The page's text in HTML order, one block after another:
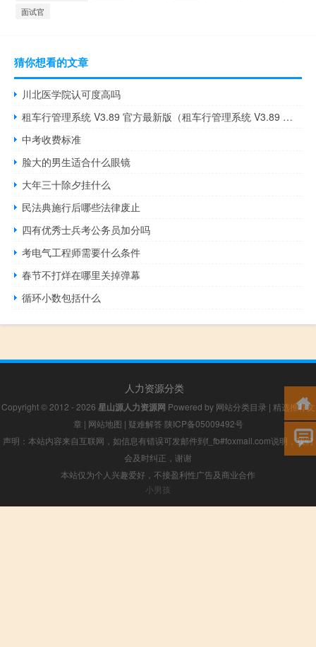
面试官
猜你想看的文章
川北医学院认可度高吗
租车行管理系统 V3.89 官方最新版（租车行管理系统 V3.89 官方最新版功能简介）
中考收费标准
脸大的男生适合什么眼镜
大年三十除夕挂什么
民法典施行后哪些法律废止
四有优秀士兵考公务员加分吗
考电气工程师需要什么条件
春节不打烊在哪里关掉弹幕
循环小数包括什么
人力资源分类
Copyright © 2012 - 2026 星山源人力资源网 Powered by 网站分类目录 | 精选推荐文
章 | 网站地图 | 疑难解答 陕ICP备05009492号
声明：本站内容来自互联网，如信息有错误可发邮件到f_fb#foxmail.com说明，我们
会及时纠正，谢谢
本站仅为个人兴趣爱好，不接盈利性广告及商业合作
小男孩